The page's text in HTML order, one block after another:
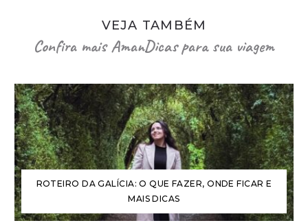
VEJA TAMBÉM
Confira mais AmanDicas para sua viagem
ROTEIRO DA GALÍCIA: O QUE FAZER, ONDE FICAR E
MAIS DICAS